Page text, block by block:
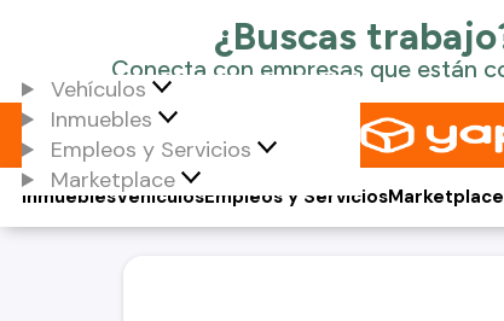
Vehículos
Inmuebles
Empleos y Servicios
Marketplace
Vehículos
Inmuebles Empleos y ServiciosMarketplace